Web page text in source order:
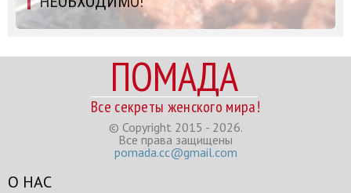
ПОМАДА
Все секреты женского мира!
© Copyright 2015 - 2026.
Все права защищены
pomada.cc@gmail.com
О НАС